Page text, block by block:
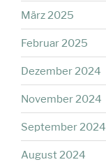
März 2025
Februar 2025
Dezember 2024
November 2024
September 2024
August 2024